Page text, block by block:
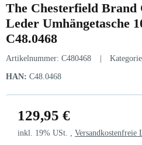
The Chesterfield Brand
Leder Umhängetasche
C48.0468
Artikelnummer: C480468
HAN: C48.0468
129,95 €
inkl. 19% USt. , Versandkostenfreie